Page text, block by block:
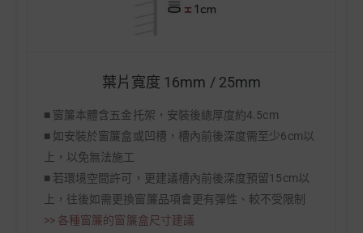
葉片寬度 16mm / 25mm
■ 窗簾本體含五金托架，安裝後總厚度約4.5cm
■ 如安裝於窗簾盒或凹槽，槽內前後深度需至少6cm以
上，以免無法施工
■ 若環境空間許可，更建議槽內前後深度預留15cm以
上，往後如需更換窗簾品項會更有彈性、較不受限制
>> 各種窗簾的窗簾盒尺寸建議